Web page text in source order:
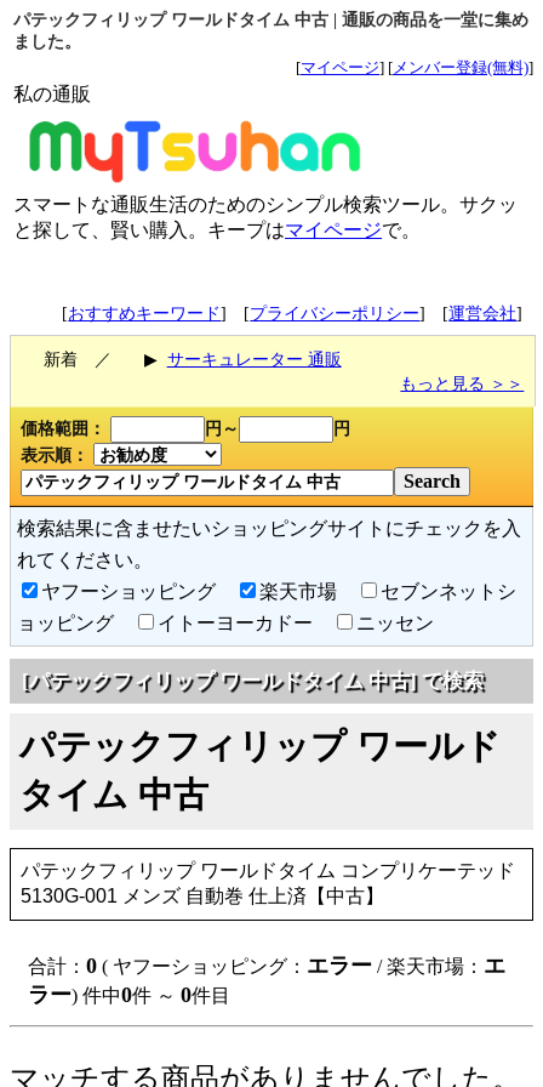
パテックフィリップ ワールドタイム 中古 | 通販の商品を一堂に集め
ました。
[マイページ] [メンバー登録(無料)]
私の通販
スマートな通販生活のためのシンプル検索ツール。サクッ
と探して、賢い購入。キープはマイページで。
[おすすめキーワード] [プライバシーポリシー] [運営会社]
新着 ／ ▶ サーキュレーター 通販
もっと見る ＞＞
価格範囲： 円～
円
表示順：
検索結果に含ませたいショッピングサイトにチェックを入
れてください。
ヤフーショッピング
楽天市場
セブンネットシ
ョッピング
イトーヨーカドー ニッセン
[パテックフィリップ ワールドタイム 中古] で検索
パテックフィリップ ワールド
タイム 中古
パテックフィリップ ワールドタイム コンプリケーテッド
5130G-001 メンズ 自動巻 仕上済【中古】
合計： 0 ( ヤフーショッピング： エラー / 楽天市場： エ
ラー) 件中0件 ～ 0件目
マッチする商品がありませんでした。